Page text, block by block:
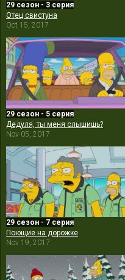
29 сезон - 3 серия
Отец свистуна
Oct 15, 2017
29 сезон - 5 серия
Дедуля, ты меня слышишь?
Nov 05, 2017
29 сезон - 7 серия
Поющие на дорожке
Nov 19, 2017